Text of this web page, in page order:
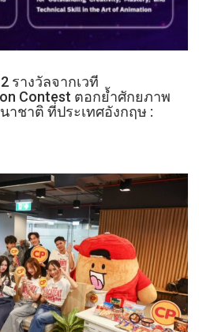
รางวัลจากเวที
Contest ตอกย้ำศักยภาพ
าชาติ ที่ประเทศอังกฤษ :